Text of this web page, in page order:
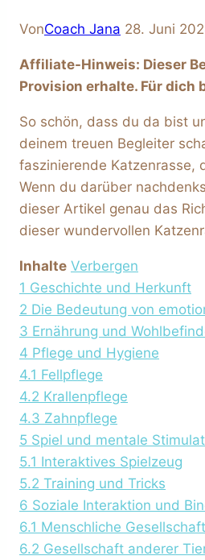
VonCoach Jana 28. Juni
Affiliate-Hinweis: Dieser
Provision erhalte. Für dich
So schön, dass du da bist
deinem treuen Begleiter
faszinierende Katzenrasse,
Wenn du darüber
dieser Artikel genau das
dieser wundervollen
Inhalte Verbergen
1 Geschichte und Herkunft
2 Die Bedeutung von
3 Ernährung und
4 Pflege und Hygiene
4.1 Fellpflege
4.2 Krallenpflege
4.3 Zahnpflege
5 Spiel und mentale
5.1 Interaktives Spielzeug
5.2 Training und Tricks
6 Soziale Interaktion und
6.1 Menschliche Gesellschaft
6.2 Gesellschaft anderer